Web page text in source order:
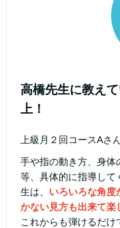
高橋先生に教え
上！
上級月２回コースAさ
手や指の動き方、身体
等、具体的に指導して
生は、 いろいろな角度
かない見方も出来て楽
これからも弾けるだ